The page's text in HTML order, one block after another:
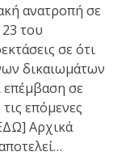
ανατροπή σε
του
σε ότι
δικαιωμάτων
επέμβαση σε
επόμενες
Αρχικά